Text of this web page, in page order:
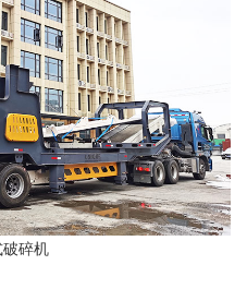
碎机